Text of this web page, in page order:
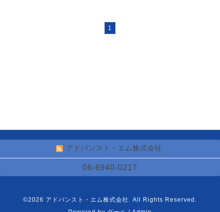
1
アドバンスト・エム株式会社
06-6940-0217
©2026 アドバンスト・エム株式会社 . All Rights Reserved.